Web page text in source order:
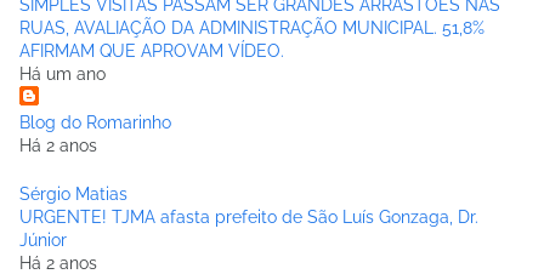
SIMPLES VISITAS PASSAM SER GRANDES ARRASTÕES NAS
RUAS, AVALIAÇÃO DA ADMINISTRAÇÃO MUNICIPAL. 51,8%
AFIRMAM QUE APROVAM VÍDEO.
Há um ano
Blog do Romarinho
Há 2 anos
Sérgio Matias
URGENTE! TJMA afasta prefeito de São Luís Gonzaga, Dr.
Júnior
Há 2 anos